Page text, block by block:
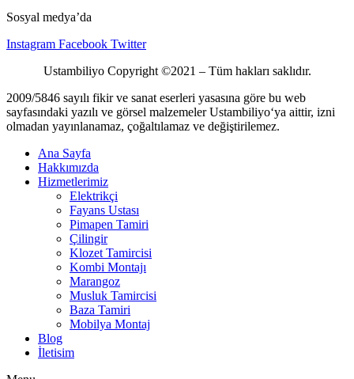
Sosyal medya’da
Instagram Facebook Twitter
Ustambiliyo Copyright ©2021 – Tüm hakları saklıdır.
2009/5846 sayılı fikir ve sanat eserleri yasasına göre bu web
sayfasındaki yazılı ve görsel malzemeler Ustambiliyo‘ya aittir, izni
olmadan yayınlanamaz, çoğaltılamaz ve değiştirilemez.
Ana Sayfa
Hakkımızda
Hizmetlerimiz
Elektrikçi
Fayans Ustası
Pimapen Tamiri
Çilingir
Klozet Tamircisi
Kombi Montajı
Marangoz
Musluk Tamircisi
Baza Tamiri
Mobilya Montaj
Blog
İletisim